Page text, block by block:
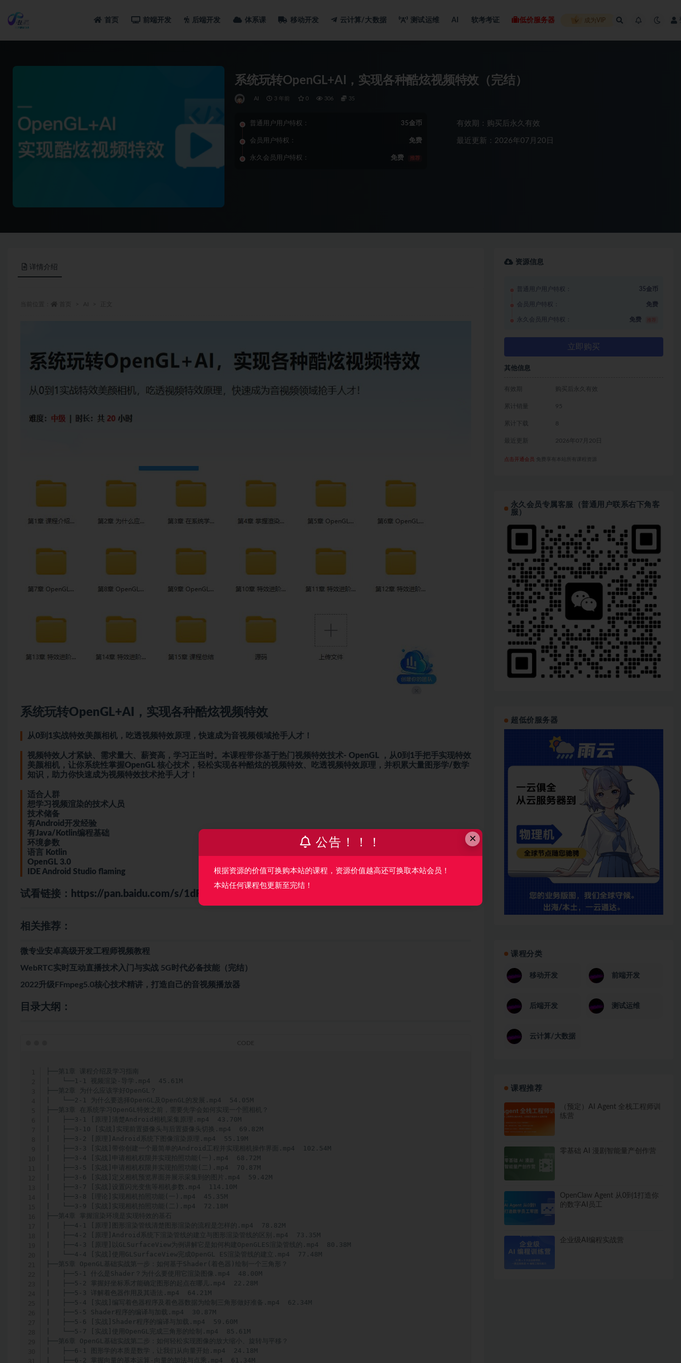
首页 前端开发 后端开发 体系课 移动开发 云计算/大数据 测试运维 AI 软考考证 低价服务器 成为VIP
系统玩转OpenGL+AI，实现各种酷炫视频特效（完结）
AI 3 年前 0 306 35
普通用户用户特权： 35金币
会员用户特权： 免费
永久会员用户特权： 免费 推荐
有效期：购买后永久有效
最近更新：2026年07月20日
详情介绍
系统玩转OpenGL+AI，实现各种酷炫视频特效
从0到1实战特效美颜相机，吃透视频特效原理，快速成为音视频领域抢手人才！
视频特效人才紧缺、需求量大、薪资高，学习正当时。本课程带你基于热门视频特效技术- OpenGL ，从0到1手把手实现特效
美颜相机，让你系统性掌握OpenGL 核心技术，轻松实现各种酷炫的视频特效、吃透视频特效原理，并积累大量图形学/数学
知识，助力你快速成为视频特效技术抢手人才！
适合人群
想学习视频渲染的技术人员
技术储备
有Android开发经验
有Java/Kotlin编程基础
环境参数
语言 Kotlin
OpenGL 3.0
IDE Android Studio flaming
试看链接： https://pan.baidu.com/s/1dFdTlo9qOKSHoU9hICq-EQ?pwd=c4cx
相关推荐：
微专业安卓高级开发工程师视频教程
WebRTC实时互动直播技术入门与实战 5G时代必备技能（完结）
2022升级FFmpeg5.0核心技术精讲，打造自己的音视频播放器
目录大纲：
├──第1章 课程介绍及学习指南
|   └──1-1 视频渲染-导学.mp4  45.61M
├──第2章 为什么应该学好OpenGL？
|   └──2-1 为什么要选择OpenGL及OpenGL的发展.mp4  54.05M
├──第3章 在系统学习OpenGL特效之前，需要先学会如何实现一个照相机？
|   ├──3-1 [原理]清楚Android相机采集原理.mp4  43.70M
|   ├──3-10 [实战]实现前置摄像头与后置摄像头切换.mp4  69.82M
|   ├──3-2 [原理]Android系统下图像渲染原理.mp4  55.19M
|   ├──3-3 [实战]带你创建一个最简单的Android工程并实现相机操作界面.mp4  102.54M
|   ├──3-4 [实战]申请相机权限并实现拍照功能(一).mp4  68.72M
|   ├──3-5 [实战]申请相机权限并实现拍照功能(二).mp4  70.87M
|   ├──3-6 [实战]定义相机预览界面并展示采集到的图片.mp4  59.42M
|   ├──3-7 [实战]设置闪光变焦等相机参数.mp4  114.10M
|   ├──3-8 [理论]实现相机拍照功能(一).mp4  45.35M
|   └──3-9 [实战]实现相机拍照功能(二).mp4  72.18M
├──第4章 掌握渲染环境是实现特效的基石
|   ├──4-1 [原理]图形渲染管线清楚图形渲染的流程是怎样的.mp4  78.82M
|   ├──4-2 [原理]Android系统下渲染管线的建立与图形渲染管线的区别.mp4  73.35M
|   ├──4-3 [原理]以GLSurfaceView为例讲解它是如何构建OpenGLES渲染管线的.mp4  80.38M
|   └──4-4 [实战]使用GLSurfaceView完成OpenGL ES渲染管线的建立.mp4  77.48M
├──第5章 OpenGL基础实战第一步：如何基于Shader(着色器)绘制一个三角形？
|   ├──5-1 什么是Shader？为什么要使用它渲染图像.mp4  48.00M
|   ├──5-2 掌握好坐标系才能确定图形的起点在哪儿.mp4  22.28M
|   ├──5-3 详解着色器作用及其语法.mp4  64.21M
|   ├──5-4 [实战]编写着色器程序及着色器数据为绘制三角形做好准备.mp4  62.34M
|   ├──5-5 Shader程序的编译与加载.mp4  30.87M
|   ├──5-6 [实战]Shader程序的编译与加载.mp4  59.60M
|   └──5-7 [实战]使用OpenGL完成三角形的绘制.mp4  85.61M
├──第6章 OpenGL基础实战第二步：如何轻松实现图像的放大缩小、旋转与平移？
|   ├──6-1 图形学的本质是数学，让我们从向量开始.mp4  24.18M
|   ├──6-2 掌握向量的基本运算-向量的加法与点乘.mp4  61.34M
资源信息
普通用户用户特权： 35金币
会员用户特权： 免费
永久会员用户特权： 免费
立即购买
其他信息
有效期 购买后永久有效
累计销量 95
累计下载 8
最近更新 2026年07月20日
点击开通会员 免费享有本站所有课程资源
永久会员专属客服（普通用户联系右下角客
服）
超低价服务器
课程分类
移动开发 前端开发
后端开发 测试运维
云计算/大数据
课程推荐
（预定）AI Agent 全栈工程师训
练营
零基础 AI 漫剧智能量产创作营
OpenClaw Agent 从0到1打造你
的数字AI员工
企业级AI编程实战营
×
公告！！！
根据资源的价值可换购本站的课程，资源价值越高还可换取本站会员！
本站任何课程包更新至完结！